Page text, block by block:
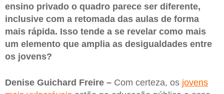
ensino privado o quadro parece ser diferente,
inclusive com a retomada das aulas de forma
mais rápida. Isso tende a se revelar como mais
um elemento que amplia as desigualdades entre
os jovens?
Denise Guichard Freire – Com certeza, os jovens